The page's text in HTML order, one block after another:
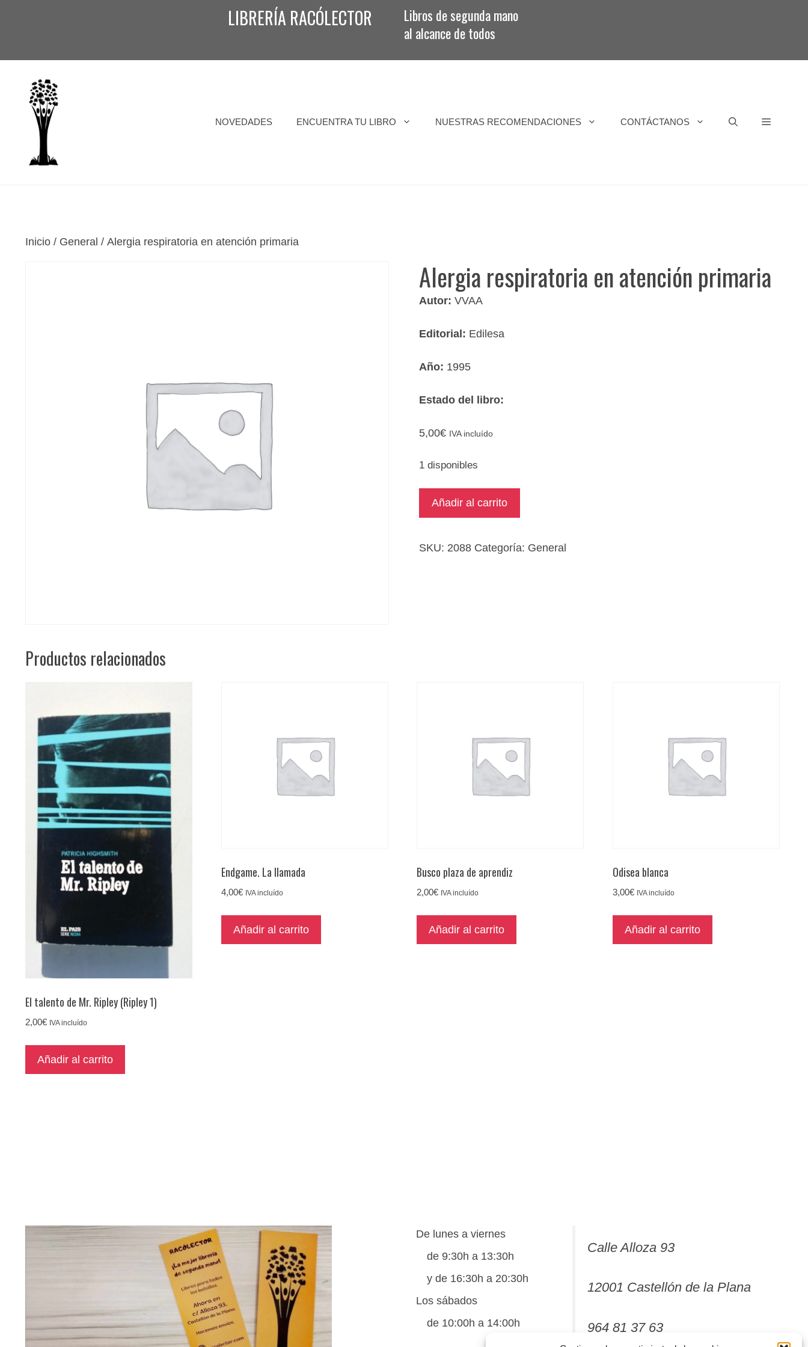
LIBRERÍA RACÓLECTOR
Libros de segunda mano
al alcance de todos
NOVEDADES ENCUENTRA TU LIBRO NUESTRAS RECOMENDACIONES CONTÁCTANOS
Inicio / General / Alergia respiratoria en atención primaria
Alergia respiratoria en atención primaria
Autor:VVAA
Editorial: Edilesa
Año: 1995
Estado del libro:
5,00€ IVA incluído
1 disponibles
Alergia
atención
Añadir al carrito
SKU: 2088 Categoría: General
Productos relacionados
El talento de Mr. Ripley (Ripley 1)
2,00€ IVA incluído
Añadir al carrito
Endgame. La llamada
4,00€ IVA incluído
Añadir al carrito
Busco plaza de aprendiz
2,00€ IVA incluído
Añadir al carrito
Odisea blanca
3,00€ IVA incluído
Añadir al carrito
De lunes a viernes
de 9:30h a 13:30h
y de 16:30h a 20:30h
Los sábados
de 10:00h a 14:00h
Calle Alloza 93
12001 Castellón de la Plana
964 81 37 63